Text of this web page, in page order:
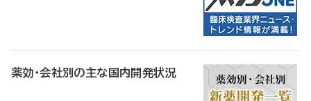
薬効・会社別の主な国内開発状況